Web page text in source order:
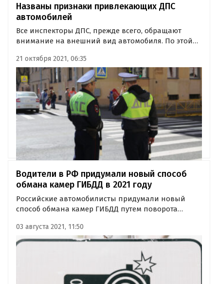
Названы признаки привлекающих ДПС
автомобилей
Все инспекторы ДПС, прежде всего, обращают
внимание на внешний вид автомобиля. По этой
машины, имеющие нестандартную (как правило,
глухую) тонировку, неработающие фары или
фонари и плохо читаемые номерные знаки.
21 октября 2021, 06:35
Водители в РФ придумали новый способ
обмана камер ГИБДД в 2021 году
Российские автомобилисты придумали новый
способ обмана камер ГИБДД путем поворота
за этого дорожные комплексы фото- и
видеофиксации не узнают некоторые машины и
не штрафуют их владельцев даже при…
03 августа 2021, 11:50